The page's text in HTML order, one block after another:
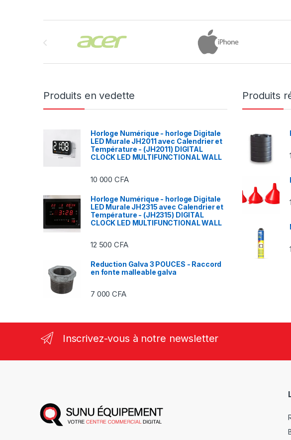
Produits en vedette
Horloge Numérique - horloge Digitale
LED Murale JH2011 avec Calendrier et
Température - (JH2011) DIGITAL
CLOCK LED MULTIFUNCTIONAL WALL
10 000CFA
Horloge Numérique - horloge Digitale
LED Murale JH2315 avec Calendrier et
Température - (JH2315) DIGITAL
CLOCK LED MULTIFUNCTIONAL WALL
12 500CFA
Reduction Galva 3 POUCES - Raccord
en fonte malleable galva
7 000CFA
Produits
Inscrivez-vous à notre newsletter